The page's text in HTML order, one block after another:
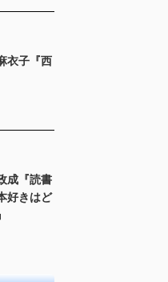
衣子『西
成『読書
好きはど